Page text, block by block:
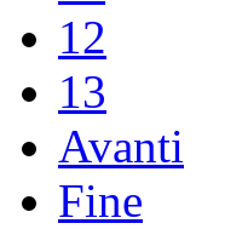
12
13
Avanti
Fine